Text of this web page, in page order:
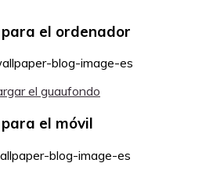
el ordenador
el guaufondo
el móvil